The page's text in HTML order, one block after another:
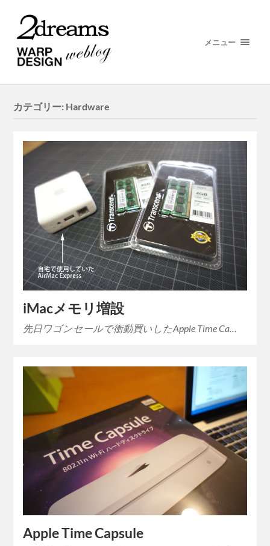
メニュー
カテゴリー: Hardware
iMacメモリ増設
先日ワゴンセールで衝動買いしたApple Time Ca…
Apple Time Capsule